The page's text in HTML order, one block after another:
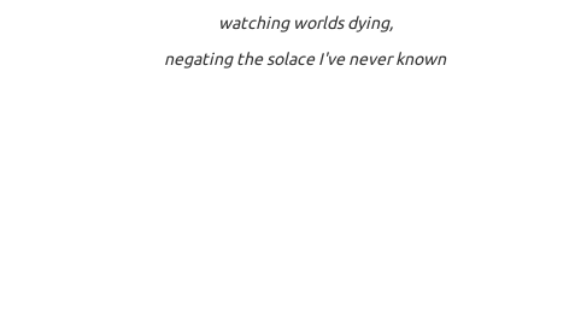
watching worlds dying,
negating the solace I've never known